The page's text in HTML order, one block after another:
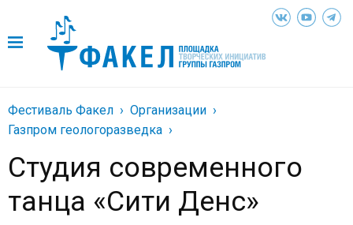
Фестиваль Факел
Организации
Газпром геологоразведка
Студия современного
танца «Сити Денс»